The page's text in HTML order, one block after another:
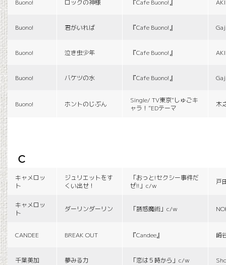
Buono! ロックの神様 『Cafe Buono!』
Buono! 君がいれば 『Cafe Buono!』
Buono! 泣き虫少年 『Cafe Buono!』
Buono! バケツの水 『Cafe Buono!』
Buono! ホントのじぶん
Single/ TV東京“しゅごキ
ャラ！”EDテーマ
木
c
キャメロッ
ト
ジュリエットをす
くい出せ！
「おっと!セクシー事件だ
ぜ!!」c/w
戸
キャメロッ
ト
ダーリンダーリン 「誘惑魔術」c/w
CANDEE BREAK OUT 『Candee』 崎
千葉美加 夢みる力 「恋は５時から」c/w